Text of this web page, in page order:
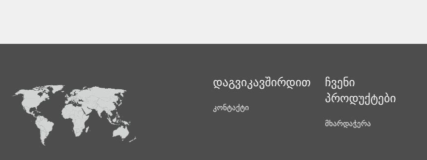
დაგვიკავშირდით
კონტაქტი
ჩვენი
პროდუქტები
მხარდაჭერა